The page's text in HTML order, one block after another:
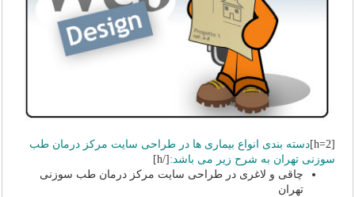
[h=2]
دسته بندی انواع بیماری ها در طراحی سایت مرکز درمان طب
سوزنی تهران به شرح زیر می باشد: [/h]
چاقی و لاغری در طراحی سایت مرکز درمان طب سوزنی
تهران